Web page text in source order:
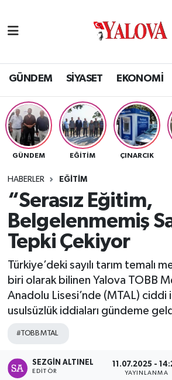
GÜNDEM SİYASET EKONOMİ
GÜNDEM EĞİTİM ÇINARCIK
HABERLER EĞİTİM
“Serasız Eğitim,
Belgelenmemiş
Tepki Çekiyor
Türkiye’deki sayılı tarım temalı
biri olarak bilinen Yalova TOBB
Anadolu Lisesi’nde (MTAL) ciddi
usulsüzlük iddiaları gündeme
#TOBB MTAL
SEZGIN ALTINEL
EDITÖR
11.07.2025 -
YAYINLANMA
SİYASET
EKONOMİ
KÜLTÜR
BİLİM VE TEKNOLOJİ
ASAYİŞ
SAĞLIK
SPOR
ULUSAL
RESMİ İLAN
Yalova Nöbetçi Eczaneler
Yalova Hava Durumu
Yalova Namaz Vakitleri
Yalova Trafik Yoğunluk
Tüm Manşetler
Son Dakika Haberleri
Haber Arşivi